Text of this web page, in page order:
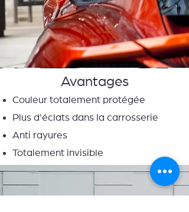
Avantages
Couleur totalement protégée
Plus d'éclats dans la carrosserie
Anti rayures
Totalement invisible